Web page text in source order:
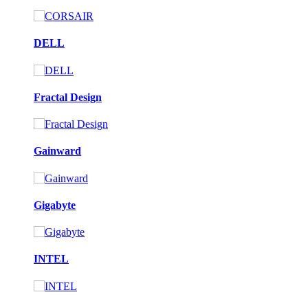
DELL
Fractal Design
Gainward
Gigabyte
INTEL